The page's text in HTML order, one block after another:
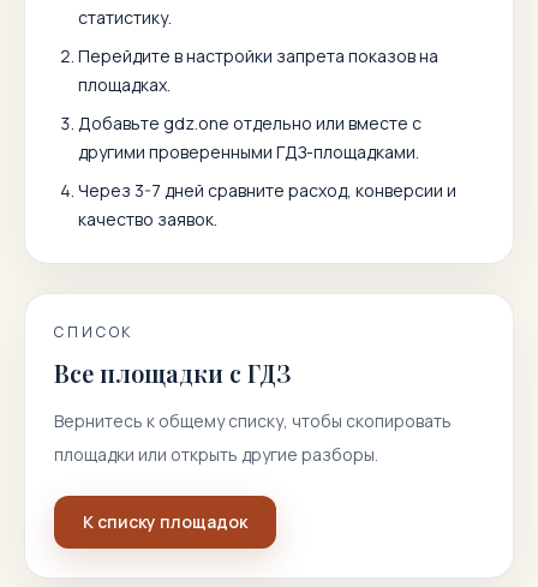
статистику.
Перейдите в настройки запрета показов на
площадках.
Добавьте gdz.one отдельно или вместе с
другими проверенными ГДЗ-площадками.
Через 3-7 дней сравните расход, конверсии и
качество заявок.
СПИСОК
Все площадки с ГДЗ
Вернитесь к общему списку, чтобы скопировать
площадки или открыть другие разборы.
К списку площадок